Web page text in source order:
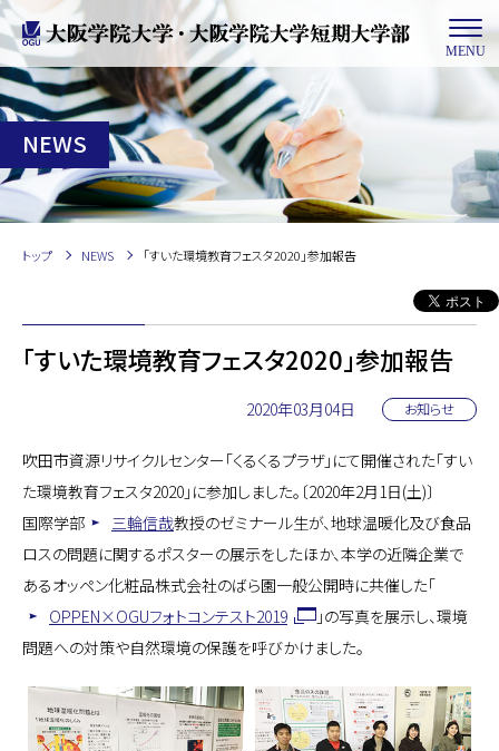
MENU
NEWS
トップ NEWS 「すいた環境教育フェスタ2020」参加報告
「すいた環境教育フェスタ2020」参加報告
2020年03月04日 お知らせ
吹田市資源リサイクルセンター「くるくるプラザ」にて開催された「すい
た環境教育フェスタ2020」に参加しました。〔2020年2月1日(土)〕
国際学部
三輪信哉教授のゼミナール生が、地球温暖化及び食品
ロスの問題に関するポスターの展示をしたほか、本学の近隣企業で
あるオッペン化粧品株式会社のばら園一般公開時に共催した「
OPPEN×OGUフォトコンテスト2019
」の写真を展示し、環境
問題への対策や自然環境の保護を呼びかけました。